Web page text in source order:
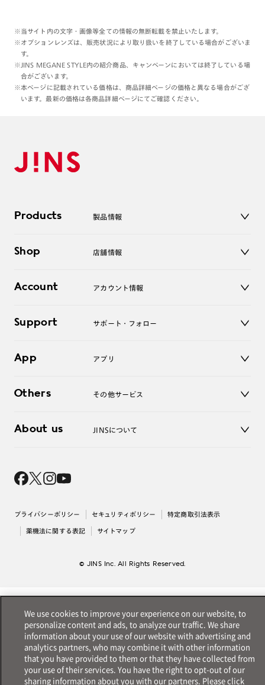
※当サイト内の文字・画像等全ての情報の無断転載を禁止いたします。
※オプションレンズは、販売状況により取り扱いを終了している場合がございま
す。
※JINS MEGANE STYLE内の紹介商品、キャンペーンにおいては終了している場
合がございます。
※本ページに記載されている価格は、商品詳細ページの価格と異なる場合がござ
います。最新の価格は各商品詳細ページにてご確認ください。
Products 製品情報
サングラス
コンタクトレンズ
アクセサリー
Shop 店舗情報
オンラインショップ
Account アカウント情報
ログアウト
Support サポート・フォロー
よくあるご質問
お問い合わせ
App アプリ
Others その他サービス
レンズ交換
About us JINSについて
採用情報
出店について
プライバシーポリシー セキュリティポリシー 特定商取引法表示
薬機法に関する表記 サイトマップ
© JINS Inc. All Rights Reserved.
We use cookies to improve your experience on our website, to
personalize content and ads, to analyze our traffic. We share
information about your use of our website with advertising and
analytics partners, who may combine it with other information
that you have provided to them or that they have collected from
your use of their services. You have the right to opt-out of our
sharing information about you with our partners. Please click